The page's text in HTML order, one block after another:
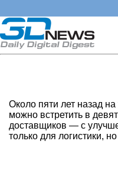
Около пяти лет назад
можно встретить в
доставщиков — с
только для логистики,